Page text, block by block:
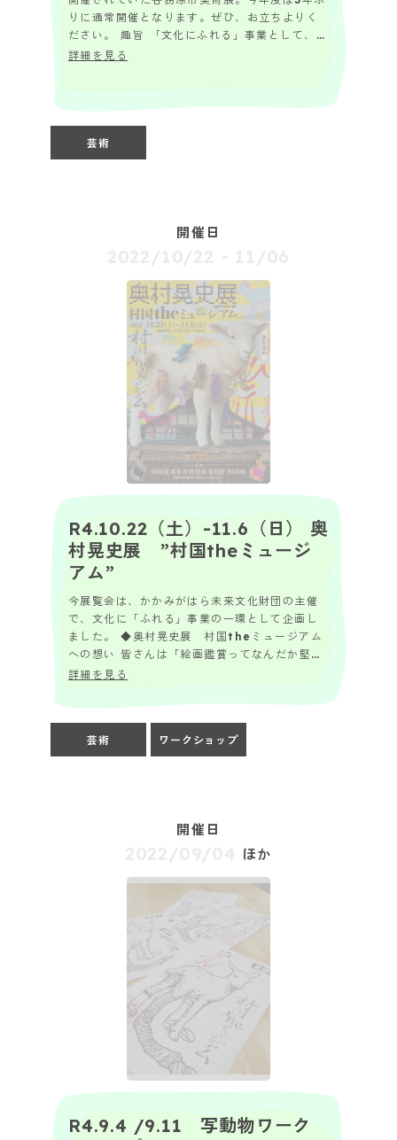
りに通常開催となります。ぜひ、お立ちよりく
ださい。 趣旨 「文化にふれる」事業として、芸
術活動の成果を発表するとともに、身近に文化
詳細を見る
芸術
開催日
R4.10.22（土）-11.6（日） 奥
村晃史展 ”村国theミュージ
アム”
今展覧会は、かかみがはら未来文化財団の主催
で、文化に「ふれる」事業の一環として企画し
ました。 ◆奥村晃史展 村国theミュージアム
への想い 皆さんは「絵画鑑賞ってなんだか堅苦
しい」「アートは美術館でしかみられない」と
詳細を見る
芸術 ワークショップ
開催日
ほか
R4.9.4 /9.11 写動物ワーク